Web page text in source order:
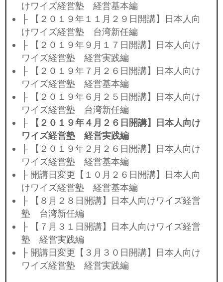
けワイズ経営塾 経営基本編
├ 【２０１９年１１月２９日開講】日本人向
けワイズ経営塾 台湾新任編
├ 【２０１９年９月１７日開講】日本人向け
ワイズ経営塾 経営実践編
├ 【２０１９年７月２６日開講】日本人向け
ワイズ経営塾 経営基本編
├ 【２０１９年６月２５日開講】日本人向け
ワイズ経営塾 台湾新任編
├
【２０１９年４月２６日開講】日本人向け
ワイズ経営塾 経営実践編
├ 【２０１９年２月２６日開講】日本人向け
ワイズ経営塾 経営基本編
├ 開講日変更【１０月２６日開講】日本人向
けワイズ経営塾 経営基本編
├ 【８月２８日開講】日本人向けワイズ経営
塾 台湾新任編
├ 【７月３１日開講】日本人向けワイズ経営
塾 経営実践編
├ 開講日変更【３月３０日開講】日本人向け
ワイズ経営塾 経営実践編